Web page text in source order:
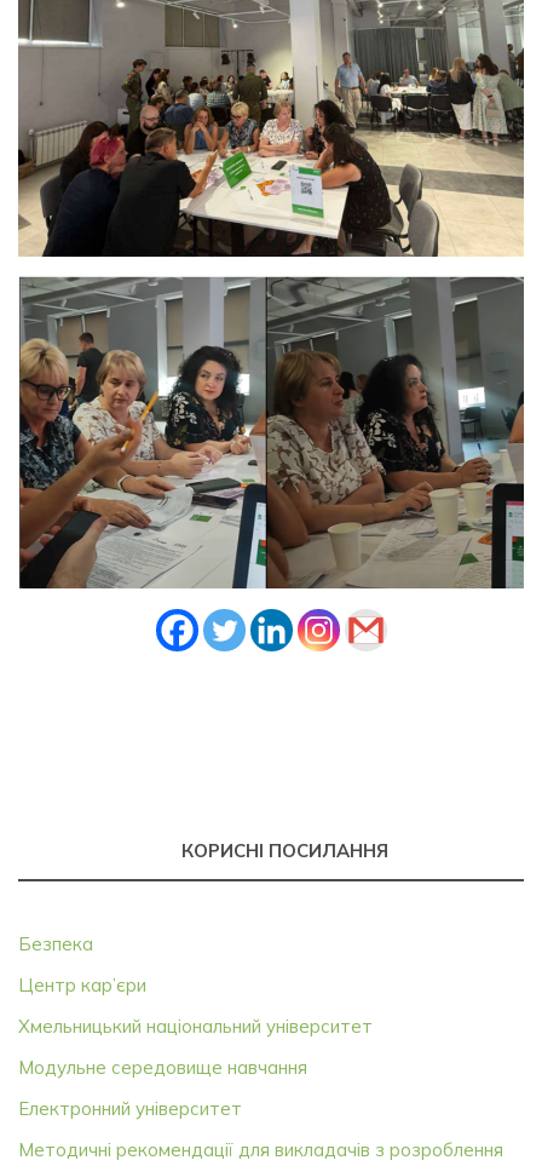
КОРИСНІ ПОСИЛАННЯ
Безпека
Центр кар’єри
Хмельницький національний університет
Модульне середовище навчання
Електронний університет
Методичні рекомендації для викладачів з розроблення